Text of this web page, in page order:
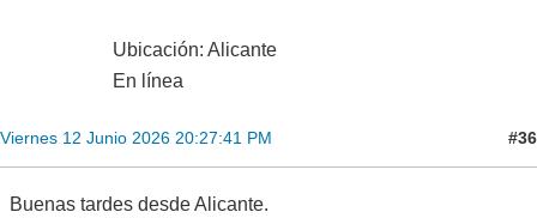
Ubicación: Alicante
En línea
Viernes 12 Junio 2026 20:27:41 PM #36
Buenas tardes desde Alicante.